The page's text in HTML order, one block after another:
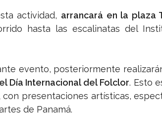
actividad, arrancará en la plaza
hasta las escalinatas del
evento, posteriormente
elDía Internacional del Folclor. Esto
presentaciones artísticas,
de Panamá.